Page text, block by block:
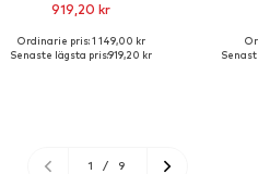
919,20 kr
Tillgänglig i många storlekar
Ordinarie pris: 1 149,00 kr
Senaste lägsta pris:919,20 kr
1 / 9